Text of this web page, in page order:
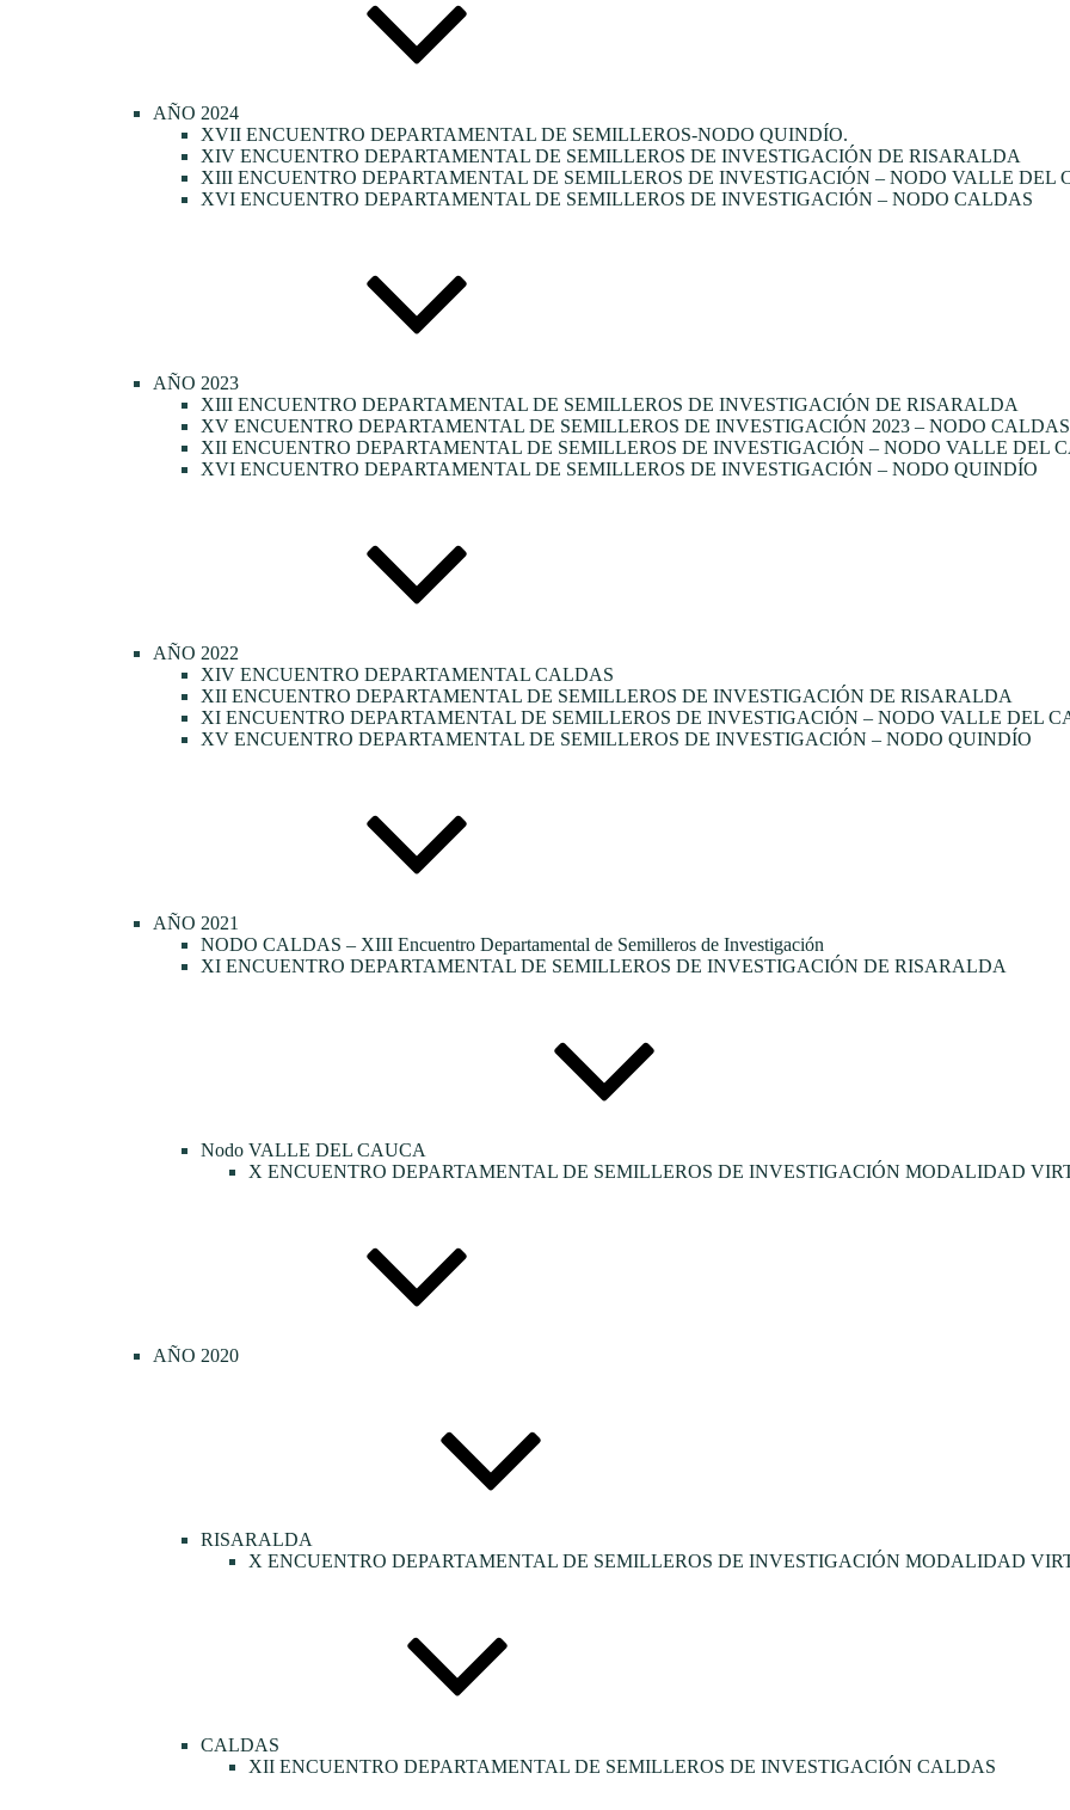
AÑO 2024
XVII ENCUENTRO DEPARTAMENTAL DE SEMILLEROS-NODO QUINDÍO.
XIV ENCUENTRO DEPARTAMENTAL DE SEMILLEROS DE INVESTIGACIÓN DE RISARALDA
XIII ENCUENTRO DEPARTAMENTAL DE SEMILLEROS DE INVESTIGACIÓN – NODO VALLE DEL
XVI ENCUENTRO DEPARTAMENTAL DE SEMILLEROS DE INVESTIGACIÓN – NODO CALDAS
AÑO 2023
XIII ENCUENTRO DEPARTAMENTAL DE SEMILLEROS DE INVESTIGACIÓN DE RISARALDA
XV ENCUENTRO DEPARTAMENTAL DE SEMILLEROS DE INVESTIGACIÓN 2023 – NODO CALDAS
XII ENCUENTRO DEPARTAMENTAL DE SEMILLEROS DE INVESTIGACIÓN – NODO VALLE DEL
XVI ENCUENTRO DEPARTAMENTAL DE SEMILLEROS DE INVESTIGACIÓN – NODO QUINDÍO
AÑO 2022
XIV ENCUENTRO DEPARTAMENTAL CALDAS
XII ENCUENTRO DEPARTAMENTAL DE SEMILLEROS DE INVESTIGACIÓN DE RISARALDA
XI ENCUENTRO DEPARTAMENTAL DE SEMILLEROS DE INVESTIGACIÓN – NODO VALLE DEL
XV ENCUENTRO DEPARTAMENTAL DE SEMILLEROS DE INVESTIGACIÓN – NODO QUINDÍO
AÑO 2021
NODO CALDAS – XIII Encuentro Departamental de Semilleros de Investigación
XI ENCUENTRO DEPARTAMENTAL DE SEMILLEROS DE INVESTIGACIÓN DE RISARALDA
Nodo VALLE DEL CAUCA
X ENCUENTRO DEPARTAMENTAL DE SEMILLEROS DE INVESTIGACIÓN MODALIDAD
AÑO 2020
RISARALDA
X ENCUENTRO DEPARTAMENTAL DE SEMILLEROS DE INVESTIGACIÓN MODALIDAD
CALDAS
XII ENCUENTRO DEPARTAMENTAL DE SEMILLEROS DE INVESTIGACIÓN CALDAS